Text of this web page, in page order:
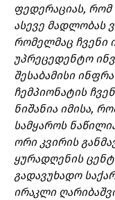
ფედერაციას, რომ
ასევე მადლობას
რომელმაც ჩვენი
უპრეცედენტო
შესაბამისი
ჩემპიონატის
ნიშანია იმისა,
სამყაროს
ორი კვირის
ყურადღენის
გადავუხადო
ირაკლი